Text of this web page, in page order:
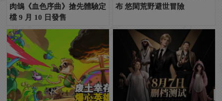
肉鴿《血色序曲》搶先體驗定
檔 9 月 10 日發售
布 悠閑荒野避世冒險